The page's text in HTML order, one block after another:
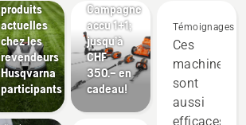
produits
actuelles
chez les
revendeurs
Husqvarna
participants
Conseils
Campagne
accu 1+1;
jusqu’à
CHF
350.– en
cadeau!
Témoignages
Ces
machines
sont
aussi
efficaces